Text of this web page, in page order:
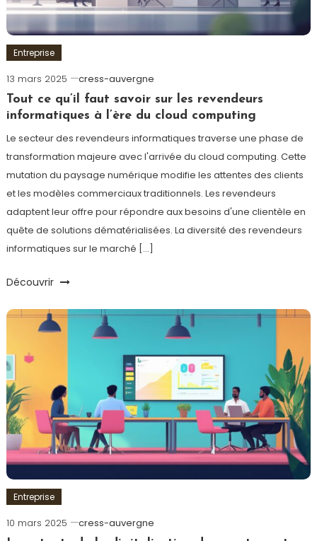
Entreprise
13 mars 2025
cress-auvergne
Tout ce qu’il faut savoir sur les revendeurs
informatiques à l’ère du cloud computing
Le secteur des revendeurs informatiques traverse une phase de
transformation majeure avec l'arrivée du cloud computing. Cette
mutation du paysage numérique modifie les attentes des clients
et les modèles commerciaux traditionnels. Les revendeurs
adaptent leur offre pour répondre aux besoins d'une clientèle en
quête de solutions dématérialisées. La diversité des revendeurs
informatiques sur le marché […]
Découvrir
Entreprise
10 mars 2025
cress-auvergne